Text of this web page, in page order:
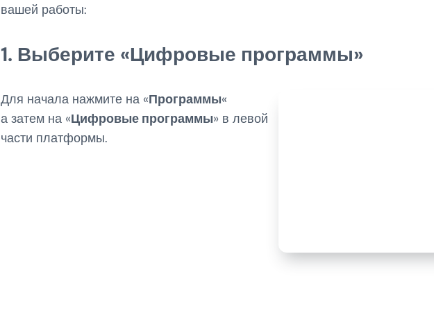
вашей работы:
1. Выберите «Цифровые программы»
Для начала нажмите на «Программы«
а затем на «Цифровые программы» в левой
части платформы.